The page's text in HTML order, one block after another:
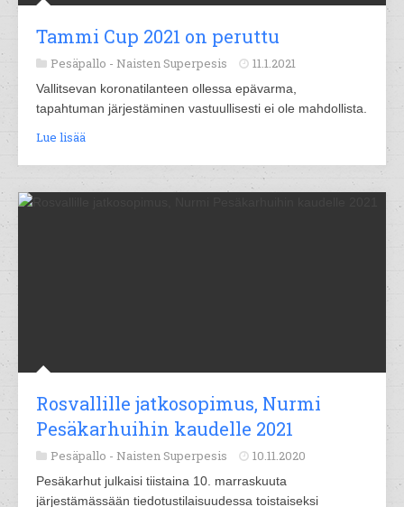
Tammi Cup 2021 on peruttu
Pesäpallo - Naisten Superpesis 11.1.2021
Vallitsevan koronatilanteen ollessa epävarma,
tapahtuman järjestäminen vastuullisesti ei ole mahdollista.
Lue lisää
Rosvallille jatkosopimus, Nurmi
Pesäkarhuihin kaudelle 2021
Pesäpallo - Naisten Superpesis 10.11.2020
Pesäkarhut julkaisi tiistaina 10. marraskuuta
järjestämässään tiedotustilaisuudessa toistaiseksi